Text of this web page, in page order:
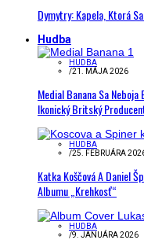
Dymytry: Kapela, Ktorá
Hudba
HUDBA
/21. MÁJA 2026
Medial Banana Sa
Ikonický Britský
HUDBA
/25. FEBRUÁRA
Katka Koščová A Daniel
Albumu „Krehkosť“
HUDBA
/9. JANUÁRA 2026